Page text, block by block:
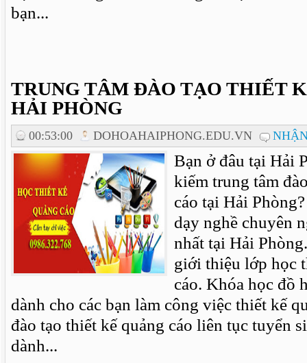
bạn...
TRUNG TÂM ĐÀO TẠO THIẾT
HẢI PHÒNG
00:53:00 DOHOAHAIPHONG.EDU.VN
Bạn ở đâu tại Hải
kiếm trung tâm
cáo tại Hải
dạy nghề chuyên
nhất tại Hải
giới thiệu lớp học
cáo. Khóa học đồ
dành cho các bạn làm công việc thiết kế
đào tạo thiết kế quảng cáo liên tục tuyển
dành...